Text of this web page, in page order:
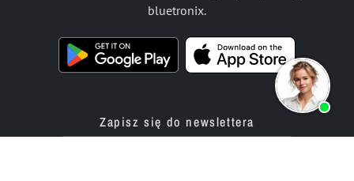
bluetronix.
Zapisz się do newslettera